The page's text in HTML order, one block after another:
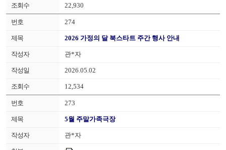
22,930
274
2026 가정의 달 북스타트 주간 행사 안내
관*자
2026.05.02
12,534
273
5월 주말가족극장
관*자